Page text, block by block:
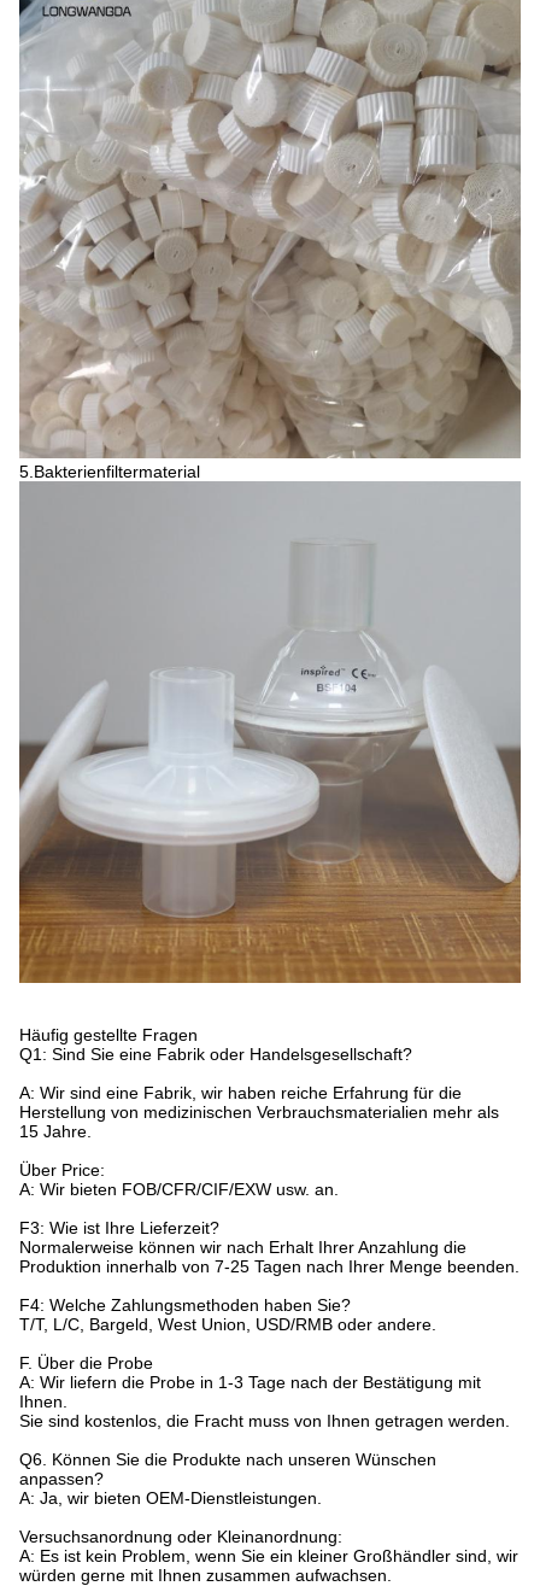
5.Bakterienfiltermaterial
Häufig gestellte Fragen
Q1: Sind Sie eine Fabrik oder Handelsgesellschaft?
A: Wir sind eine Fabrik, wir haben reiche Erfahrung für die
Herstellung von medizinischen Verbrauchsmaterialien mehr als
15 Jahre.
Über Price:
A: Wir bieten FOB/CFR/CIF/EXW usw. an.
F3: Wie ist Ihre Lieferzeit?
Normalerweise können wir nach Erhalt Ihrer Anzahlung die
Produktion innerhalb von 7-25 Tagen nach Ihrer Menge beenden.
F4: Welche Zahlungsmethoden haben Sie?
T/T, L/C, Bargeld, West Union, USD/RMB oder andere.
F. Über die Probe
A: Wir liefern die Probe in 1-3 Tage nach der Bestätigung mit
Ihnen.
Sie sind kostenlos, die Fracht muss von Ihnen getragen werden.
Q6. Können Sie die Produkte nach unseren Wünschen
anpassen?
A: Ja, wir bieten OEM-Dienstleistungen.
Versuchsanordnung oder Kleinanordnung:
A: Es ist kein Problem, wenn Sie ein kleiner Großhändler sind, wir
würden gerne mit Ihnen zusammen aufwachsen.